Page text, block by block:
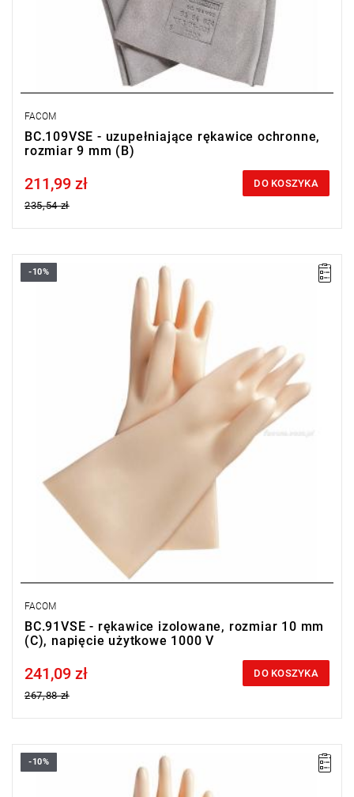
FACOM
BC.109VSE - uzupełniające rękawice ochronne,
rozmiar 9 mm (B)
Price tax included
211,99 zł
235,54 zł
DO KOSZYKA
• Rozmiar: 10 mm (C)
• Napięcie użytkowe: 1000 V
-10%
FACOM
BC.91VSE - rękawice izolowane, rozmiar 10 mm
(C), napięcie użytkowe 1000 V
Price tax included
241,09 zł
267,88 zł
DO KOSZYKA
• Rozmiar: 9 mm (B)
-10%